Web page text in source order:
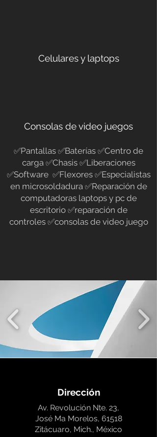
Celulares y laptops
Consolas de video juegos
✅Pantallas ✅Baterías ✅Centro de
carga ✅Chasis ✅Liberaciones
✅Software ✅Flexores ✅Especialistas
en microsoldadura ✅Reparación de
computadoras laptops y pc de
escritorio ✅reparación de
controles ✅consolas de video juego
Dirección
Av. Revolución Nte. 23,
José Ma Morelos, 61518
Zitácuaro, Mich., México